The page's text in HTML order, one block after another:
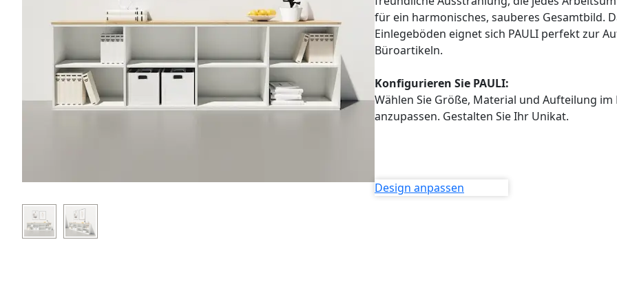
für ein harmonisches, sauberes Gesamtbild.
Einlegeböden eignet sich PAULI perfekt zur
Büroartikeln.
Konfigurieren Sie PAULI:
Wählen Sie Größe, Material und Aufteilung
anzupassen. Gestalten Sie Ihr Unikat.
Design anpassen
LOWBOARDS
TV-MÖBEL
VITRINEN
ECKLÖSUNGEN